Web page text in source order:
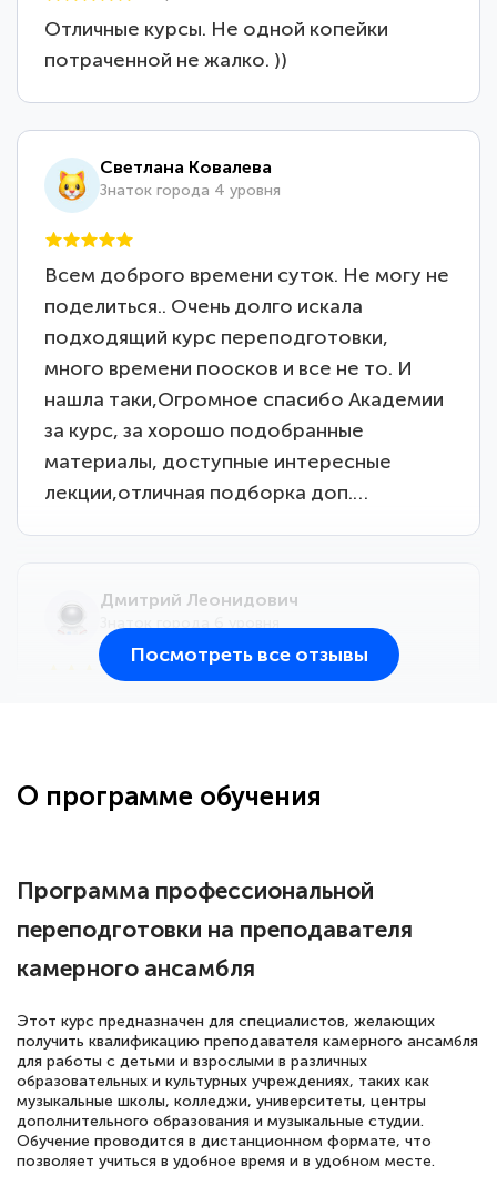
Отличные курсы. Не одной копейки
потраченной не жалко. ))
Светлана Ковалева
Знаток города 4 уровня
Всем доброго времени суток. Не могу не
поделиться.. Очень долго искала
подходящий курс переподготовки,
много времени поосков и все не то. И
нашла таки,Огромное спасибо Академии
за курс, за хорошо подобранные
материалы, доступные интересные
лекции,отличная подборка доп.…
Дмитрий Леонидович
большое количество методических
Елена Кравченко
18 марта 2026
Выражаю благодарность за курс
повышения квалификации "Эксперт ЕГЭ по
русскому языку и литературе". Много
полезных материалов помогли
Посмотреть все отзывы
О программе обучения
Программа профессиональной
переподготовки на преподавателя
камерного ансамбля
Этот курс предназначен для специалистов, желающих
получить квалификацию преподавателя камерного ансамбля
для работы с детьми и взрослыми в различных
образовательных и культурных учреждениях, таких как
музыкальные школы, колледжи, университеты, центры
дополнительного образования и музыкальные студии.
Обучение проводится в дистанционном формате, что
позволяет учиться в удобное время и в удобном месте.